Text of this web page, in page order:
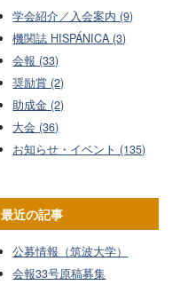
学会紹介／入会案内 (9)
機関誌 HISPÁNICA (3)
会報 (33)
奨励賞 (2)
助成金 (2)
大会 (36)
お知らせ・イベント (135)
最近の記事
公募情報（筑波大学）
会報33号原稿募集